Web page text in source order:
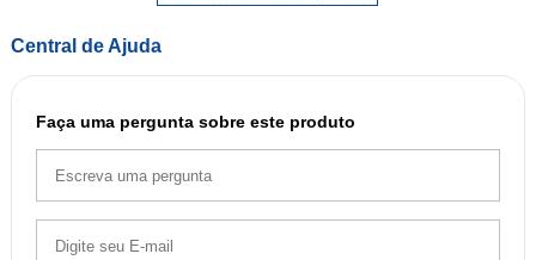
Central de Ajuda
Faça uma pergunta sobre este produto